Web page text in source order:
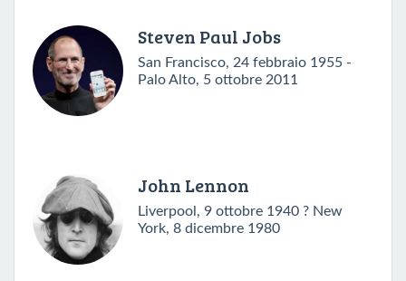
Steven Paul Jobs
San Francisco, 24 febbraio 1955 -
Palo Alto, 5 ottobre 2011
John Lennon
Liverpool, 9 ottobre 1940 ? New
York, 8 dicembre 1980